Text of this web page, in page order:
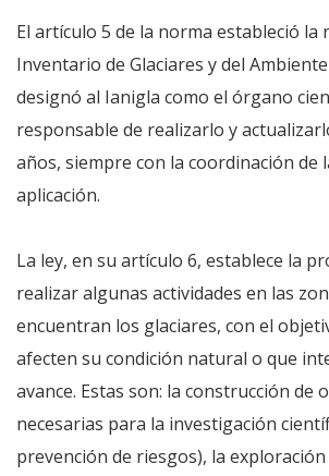
El artículo 5 de la norma estableció la
Inventario de Glaciares y del
designó al Ianigla como el órgano
responsable de realizarlo y
años, siempre con la coordinación de
aplicación.
La ley, en su artículo 6, establece la
realizar algunas actividades en las
encuentran los glaciares, con el
afecten su condición natural o que
avance. Estas son: la construcción de
necesarias para la investigación
prevención de riesgos), la